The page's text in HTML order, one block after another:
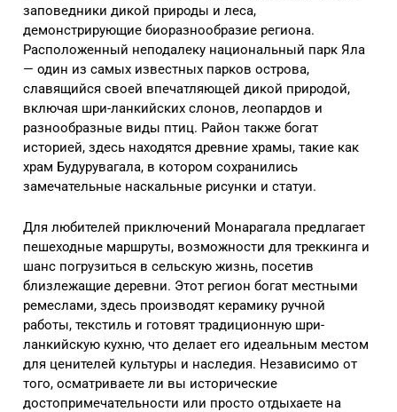
заповедники дикой природы и леса,
демонстрирующие биоразнообразие региона.
Расположенный неподалеку национальный парк Яла
— один из самых известных парков острова,
славящийся своей впечатляющей дикой природой,
включая шри-ланкийских слонов, леопардов и
разнообразные виды птиц. Район также богат
историей, здесь находятся древние храмы, такие как
храм Будурувагала, в котором сохранились
замечательные наскальные рисунки и статуи.
Для любителей приключений Монарагала предлагает
пешеходные маршруты, возможности для треккинга и
шанс погрузиться в сельскую жизнь, посетив
близлежащие деревни. Этот регион богат местными
ремеслами, здесь производят керамику ручной
работы, текстиль и готовят традиционную шри-
ланкийскую кухню, что делает его идеальным местом
для ценителей культуры и наследия. Независимо от
того, осматриваете ли вы исторические
достопримечательности или просто отдыхаете на